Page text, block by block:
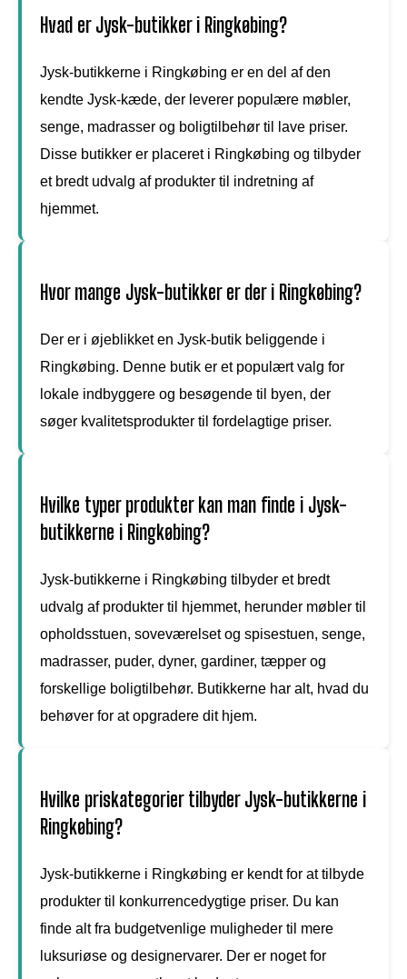
Hvad er Jysk-butikker i Ringkøbing?
Jysk-butikkerne i Ringkøbing er en del af den
kendte Jysk-kæde, der leverer populære møbler,
senge, madrasser og boligtilbehør til lave priser.
Disse butikker er placeret i Ringkøbing og tilbyder
et bredt udvalg af produkter til indretning af
hjemmet.
Hvor mange Jysk-butikker er der i Ringkøbing?
Der er i øjeblikket en Jysk-butik beliggende i
Ringkøbing. Denne butik er et populært valg for
lokale indbyggere og besøgende til byen, der
søger kvalitetsprodukter til fordelagtige priser.
Hvilke typer produkter kan man finde i Jysk-
butikkerne i Ringkøbing?
Jysk-butikkerne i Ringkøbing tilbyder et bredt
udvalg af produkter til hjemmet, herunder møbler til
opholdsstuen, soveværelset og spisestuen, senge,
madrasser, puder, dyner, gardiner, tæpper og
forskellige boligtilbehør. Butikkerne har alt, hvad du
behøver for at opgradere dit hjem.
Hvilke priskategorier tilbyder Jysk-butikkerne i
Ringkøbing?
Jysk-butikkerne i Ringkøbing er kendt for at tilbyde
produkter til konkurrencedygtige priser. Du kan
finde alt fra budgetvenlige muligheder til mere
luksuriøse og designervarer. Der er noget for